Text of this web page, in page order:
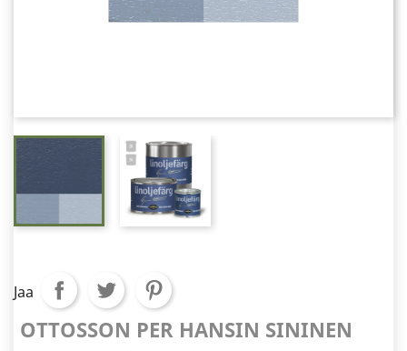
Jaa
OTTOSSON PER HANSIN SININEN